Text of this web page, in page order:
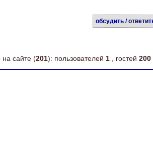
обсудить /
на сайте (201): пользователей 1 , гостей 200